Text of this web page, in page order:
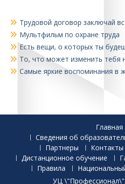
Трудовой договор заключай
Мультфильм по охране труда
Есть вещи, о которых ты
То, что может изменить тебя
Самые яркие воспоминания в
Главная
Сведения об
Партнеры
Контакты
Дистанционное обучение
Правила
УЦ